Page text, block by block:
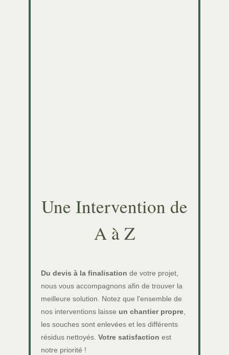
Une Intervention de
A à Z
Du devis à la finalisation de votre projet,
nous vous accompagnons afin de trouver la
meilleure solution. Notez que l'ensemble de
nos interventions laisse un chantier propre
les souches sont enlevées et les différents
résidus nettoyés. Votre satisfaction est
notre priorité !